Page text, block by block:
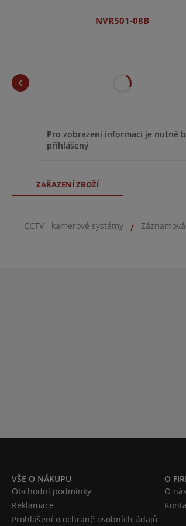
NVR501-08B
Pro zobrazení informací je nutné
přihlášený
ZAŘAZENÍ ZBOŽÍ
CCTV - kamerové systémy
VŠE O NÁKUPU
Obchodní podmínky
Reklamace
Prohlášení o ochraně osobních údajů
O
O nás